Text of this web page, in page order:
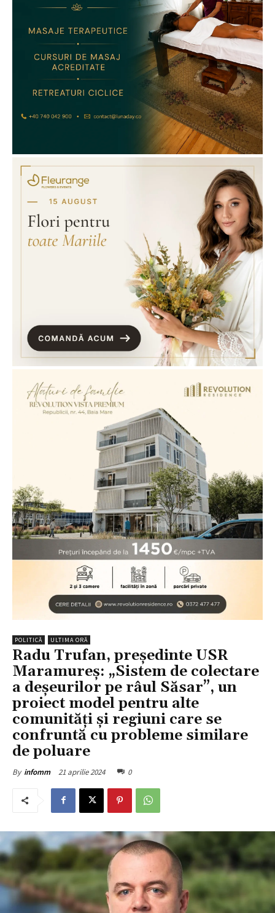
POLITICĂ ULTIMA ORĂ
Radu Trufan, președinte USR
Maramureș: „Sistem de colectare
a deșeurilor pe râul Săsar”, un
proiect model pentru alte
comunități și regiuni care se
confruntă cu probleme similare
de poluare
By infomm 21 aprilie 2024 0